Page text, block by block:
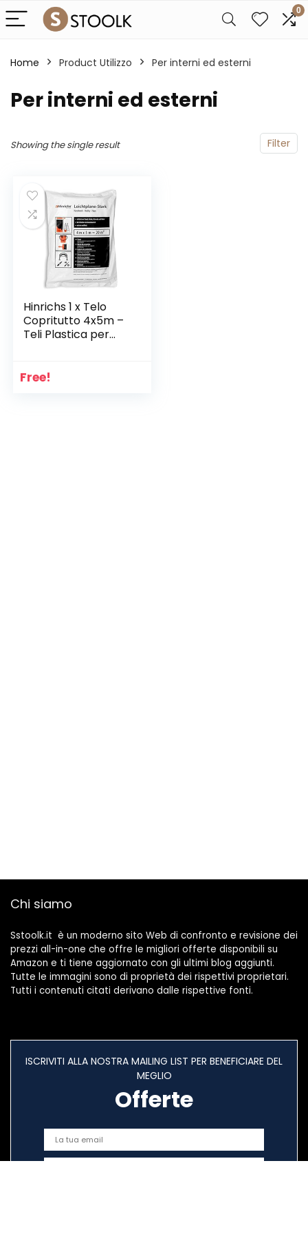
0
Home Product Utilizzo ‎Per interni ed esterni
‎Per interni ed esterni
Filter
Showing the single result
Hinrichs 1 x Telo
Copritutto 4x5m –
Teli Plastica per
per Pittori – Totale
Free!
Chi siamo
Sstoolk.it è un moderno sito Web di confronto e revisione dei
prezzi all-in-one che offre le migliori offerte disponibili su
Amazon e ti tiene aggiornato con gli ultimi blog aggiunti.
Tutte le immagini sono di proprietà dei rispettivi proprietari.
Tutti i contenuti citati derivano dalle rispettive fonti.
ISCRIVITI ALLA NOSTRA MAILING LIST PER BENEFICIARE DEL
MEGLIO
Offerte